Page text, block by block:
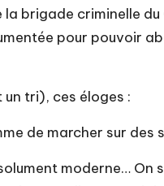
brigade criminelle
pour pouvoir
un tri), ces éloges :
de marcher sur
moderne…